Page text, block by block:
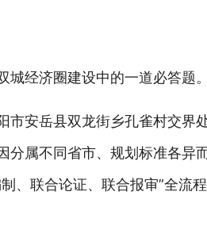
经济圈建设中的一道必答题
市安岳县双龙街乡孔雀村交界
属不同省市、规划标准各异
、联合论证、联合报审”全流